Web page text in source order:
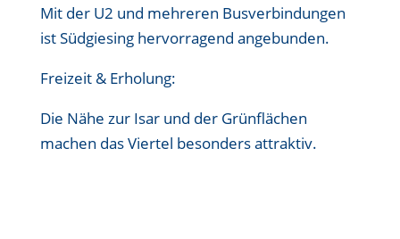
Mit der U2 und mehreren Busverbindungen
ist Südgiesing hervorragend angebunden.
Freizeit & Erholung:
Die Nähe zur Isar und der Grünflächen
machen das Viertel besonders attraktiv.